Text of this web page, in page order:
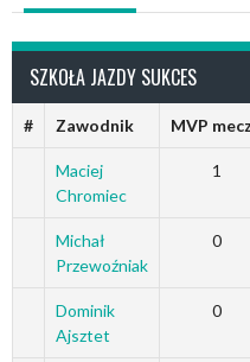
SZKOŁA JAZDY SUKCES
# Zawodnik MVP
Maciej
Chromiec
1
Michał
Przewoźniak
0
Dominik
Ajsztet
0